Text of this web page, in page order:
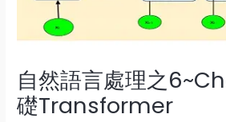
自然語言處理之
礎Transformer